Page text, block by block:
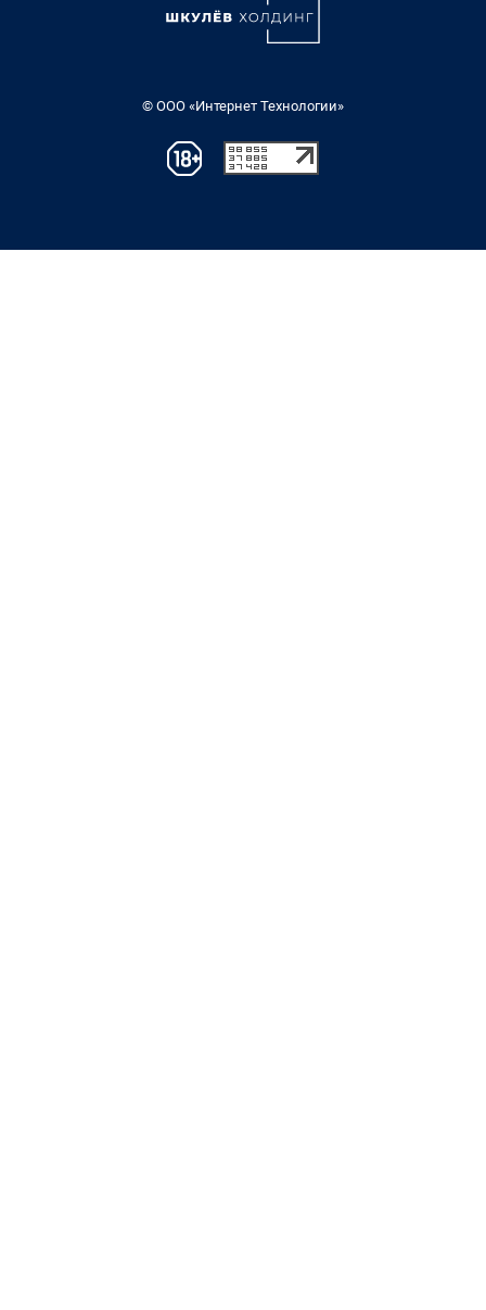
© ООО «Интернет Технологии»